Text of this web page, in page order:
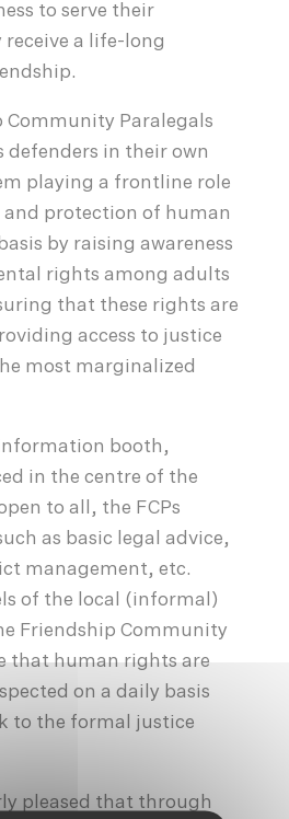
to serve their
a life-long
Community Paralegals
in their own
playing a frontline role
protection of human
by raising awareness
rights among adults
that these rights are
access to justice
most marginalized
booth,
in the centre of the
to all, the FCPs
as basic legal advice,
management, etc.
of the local (informal)
Friendship Community
that human rights are
on a daily basis
to the formal justice
pleased that through